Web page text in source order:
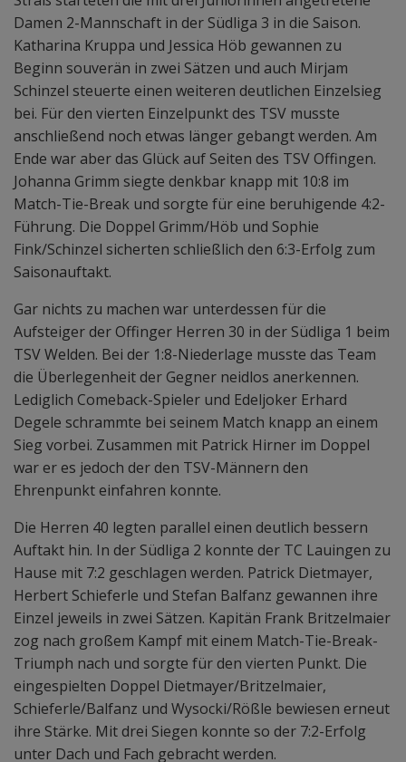
Damen 2-Mannschaft in der Südliga 3 in die Saison.
Katharina Kruppa und Jessica Höb gewannen zu
Beginn souverän in zwei Sätzen und auch Mirjam
Schinzel steuerte einen weiteren deutlichen Einzelsieg
bei. Für den vierten Einzelpunkt des TSV musste
anschließend noch etwas länger gebangt werden. Am
Ende war aber das Glück auf Seiten des TSV Offingen.
Johanna Grimm siegte denkbar knapp mit 10:8 im
Match-Tie-Break und sorgte für eine beruhigende 4:2-
Führung. Die Doppel Grimm/Höb und Sophie
Fink/Schinzel sicherten schließlich den 6:3-Erfolg zum
Saisonauftakt.
Gar nichts zu machen war unterdessen für die
Aufsteiger der Offinger Herren 30 in der Südliga 1 beim
TSV Welden. Bei der 1:8-Niederlage musste das Team
die Überlegenheit der Gegner neidlos anerkennen.
Lediglich Comeback-Spieler und Edeljoker Erhard
Degele schrammte bei seinem Match knapp an einem
Sieg vorbei. Zusammen mit Patrick Hirner im Doppel
war er es jedoch der den TSV-Männern den
Ehrenpunkt einfahren konnte.
Die Herren 40 legten parallel einen deutlich bessern
Auftakt hin. In der Südliga 2 konnte der TC Lauingen zu
Hause mit 7:2 geschlagen werden. Patrick Dietmayer,
Herbert Schieferle und Stefan Balfanz gewannen ihre
Einzel jeweils in zwei Sätzen. Kapitän Frank Britzelmaier
zog nach großem Kampf mit einem Match-Tie-Break-
Triumph nach und sorgte für den vierten Punkt. Die
eingespielten Doppel Dietmayer/Britzelmaier,
Schieferle/Balfanz und Wysocki/Rößle bewiesen erneut
ihre Stärke. Mit drei Siegen konnte so der 7:2-Erfolg
unter Dach und Fach gebracht werden.